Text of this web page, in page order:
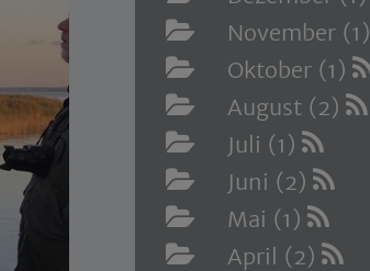
November (1)
Oktober (1)
August (2)
Juli (1)
Juni (2)
Mai (1)
April (2)